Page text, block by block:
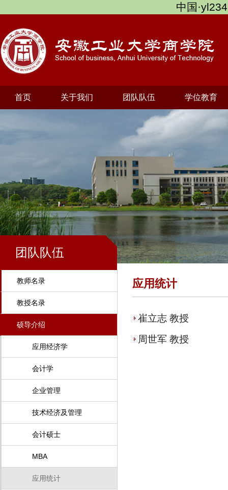
中国
首页 关于我们 团队队伍 学位教育
团队队伍
教师名录
教授名录
硕导介绍
应用经济学
会计学
企业管理
技术经济及管理
会计硕士
MBA
应用统计
应用统计
崔立志 教授
周世军 教授